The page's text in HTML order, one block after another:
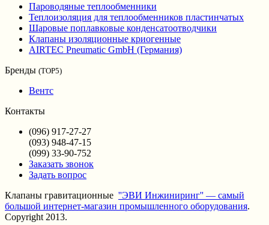
Пароводяные теплообменники
Теплоизоляция для теплообменников пластинчатых
Шаровые поплавковые конденсатоотводчики
Клапаны изоляционные криогенные
AIRTEC Pneumatic GmbH (Германия)
Бренды (TOP5)
Вентс
Контакты
(096) 917-27-27
(093) 948-47-15
(099) 33-90-752
Заказать звонок
Задать вопрос
Клапаны гравитационные ''ЭВИ Инжиниринг'' — самый
большой интернет-магазин промышленного оборудования.
Copyright 2013.